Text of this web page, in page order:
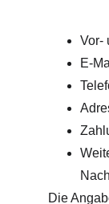
Vor-
E-
Die